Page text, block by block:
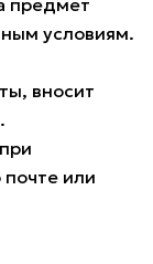
предмет
условиям.
вносит
или